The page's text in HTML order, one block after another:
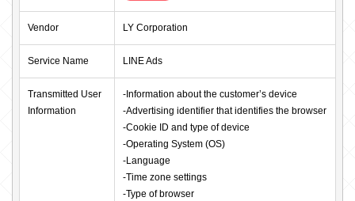
Vendor LY Corporation
Service Name LINE Ads
Transmitted User
Information
-Information about the customer’s device
-Advertising identifier that identifies the browser
-Cookie ID and type of device
-Operating System (OS)
-Language
-Time zone settings
-Type of browser